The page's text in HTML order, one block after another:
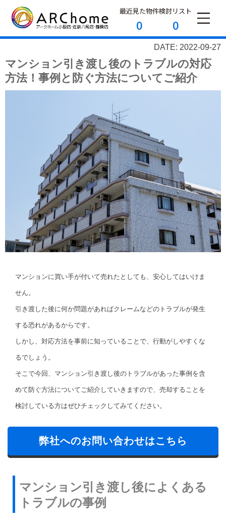
最近見た物件
0
検討リスト
0
DATE: 2022-09-27
マンション引き渡し後のトラブルの対応
方法！事例と防ぐ方法についてご紹介
マンションに買い手が付いて売れたとしても、安心してはいけま
せん。
引き渡した後に何か問題があればクレームなどのトラブルが発生
する恐れがあるからです。
しかし、対応方法を事前に知っていることで、行動がしやすくな
るでしょう。
そこで今回、マンション引き渡し後のトラブルがあった事例を含
めて防ぐ方法についてご紹介していきますので、売却することを
検討している方はぜひチェックしてみてください。
弊社へのお問い合わせはこちら
マンション引き渡し後によくある
トラブルの事例